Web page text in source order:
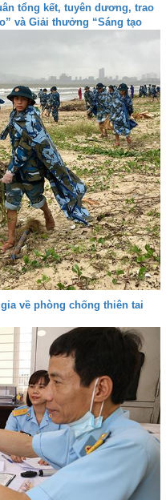
tổng kết, tuyên dương, trao
và Giải thưởng “Sáng tạo
về phòng chống thiên tai